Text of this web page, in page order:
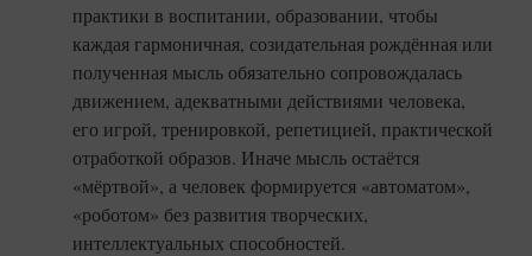
практики в воспитании, образовании, чтобы
каждая гармоничная, созидательная рождённая или
полученная мысль обязательно сопровождалась
движением, адекватными действиями человека,
его игрой, тренировкой, репетицией, практической
отработкой образов. Иначе мысль остаётся
«мёртвой», а человек формируется «автоматом»,
«роботом» без развития творческих,
интеллектуальных способностей.